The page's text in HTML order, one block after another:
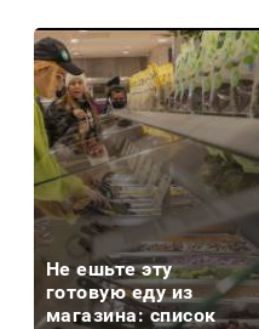
Не ешьте эту
готовую еду из
магазина: список